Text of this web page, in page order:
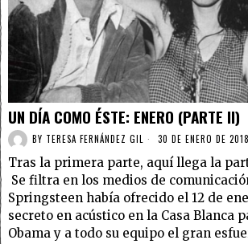
UN DÍA COMO ÉSTE: ENERO (PARTE II)
BY TERESA FERNÁNDEZ GIL 30 DE ENERO DE 2018
Tras la primera parte, aquí llega la
Se filtra en los medios de
Springsteen había ofrecido el 12 de
secreto en acústico en la Casa Blanca
Obama y a todo su equipo el gran